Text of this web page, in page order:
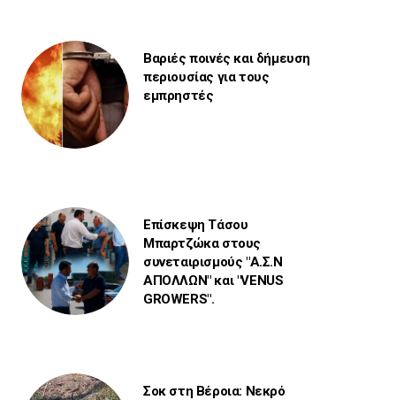
Βαριές ποινές και δήμευση
περιουσίας για τους
εμπρηστές
Επίσκεψη Τάσου
Μπαρτζώκα στους
συνεταιρισμούς "Α.Σ.Ν
ΑΠΟΛΛΩΝ" και "VENUS
GROWERS".
Σοκ στη Βέροια: Νεκρό